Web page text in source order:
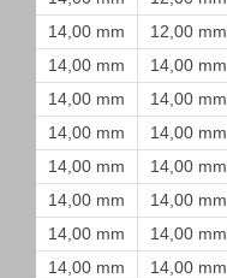
14,00 mm
12,00 mm
14,00 mm
14,00 mm
14,00 mm
14,00 mm
14,00 mm
14,00 mm
14,00 mm
14,00 mm
14,00 mm
14,00 mm
14,00 mm
14,00 mm
14,00 mm
14,00 mm